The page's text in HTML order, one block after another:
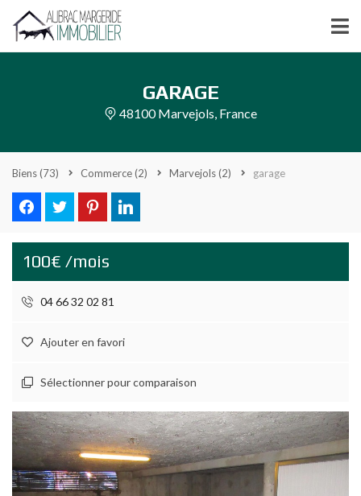
GARAGE
48100 Marvejols, France
Biens(73) Commerce(2) Marvejols(2) garage
100€ /mois
04 66 32 02 81
Ajouter en favori
Sélectionner pour comparaison